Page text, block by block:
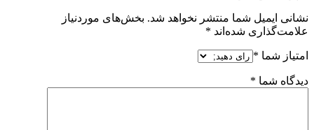
نشانی ایمیل شما منتشر نخواهد شد. بخش‌های موردنیاز
علامت‌گذاری شده‌اند *
امتیاز شما *
دیدگاه شما *